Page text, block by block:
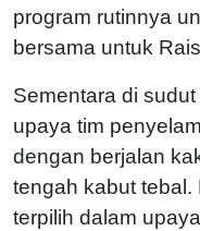
program rutinnya
bersama untuk
Sementara di
upaya tim
dengan berjalan
tengah kabut tebal.
terpilih dalam